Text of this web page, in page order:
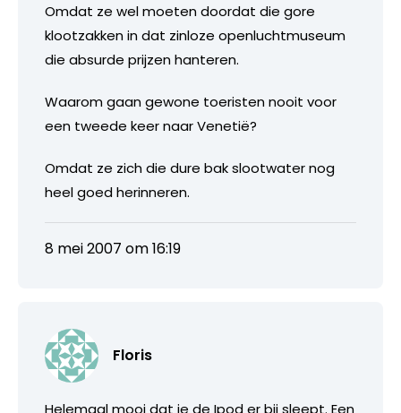
Omdat ze wel moeten doordat die gore
klootzakken in dat zinloze openluchtmuseum
die absurde prijzen hanteren.
Waarom gaan gewone toeristen nooit voor
een tweede keer naar Venetië?
Omdat ze zich die dure bak slootwater nog
heel goed herinneren.
8 mei 2007 om 16:19
Floris
Helemaal mooi dat je de Ipod er bij sleept. Een